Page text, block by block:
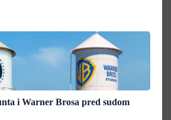
i Warner Brosa pred sudom